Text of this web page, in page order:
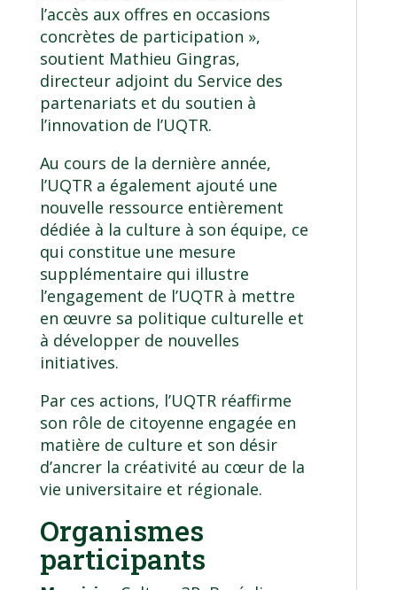
l’accès aux offres en occasions
concrètes de participation »,
soutient Mathieu Gingras,
directeur adjoint du Service des
partenariats et du soutien à
l’innovation de l’UQTR.
Au cours de la dernière année,
l’UQTR a également ajouté une
nouvelle ressource entièrement
dédiée à la culture à son équipe, ce
qui constitue une mesure
supplémentaire qui illustre
l’engagement de l’UQTR à mettre
en œuvre sa politique culturelle et
à développer de nouvelles
initiatives.
Par ces actions, l’UQTR réaffirme
son rôle de citoyenne engagée en
matière de culture et son désir
d’ancrer la créativité au cœur de la
vie universitaire et régionale.
Organismes
participants